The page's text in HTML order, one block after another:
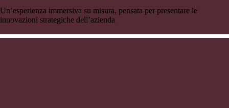
Un’esperienza immersiva su misura, pensata per presentare le
innovazioni strategiche dell’azienda